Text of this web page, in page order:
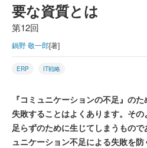
要な資質とは
第12回
鍋野 敬一郎[著]
ERP IT戦略
『コミュニケーションの不足』の
失敗することはよくあります。そ
足らずのために生じてしまうもの
ュニケーション不足による失敗を